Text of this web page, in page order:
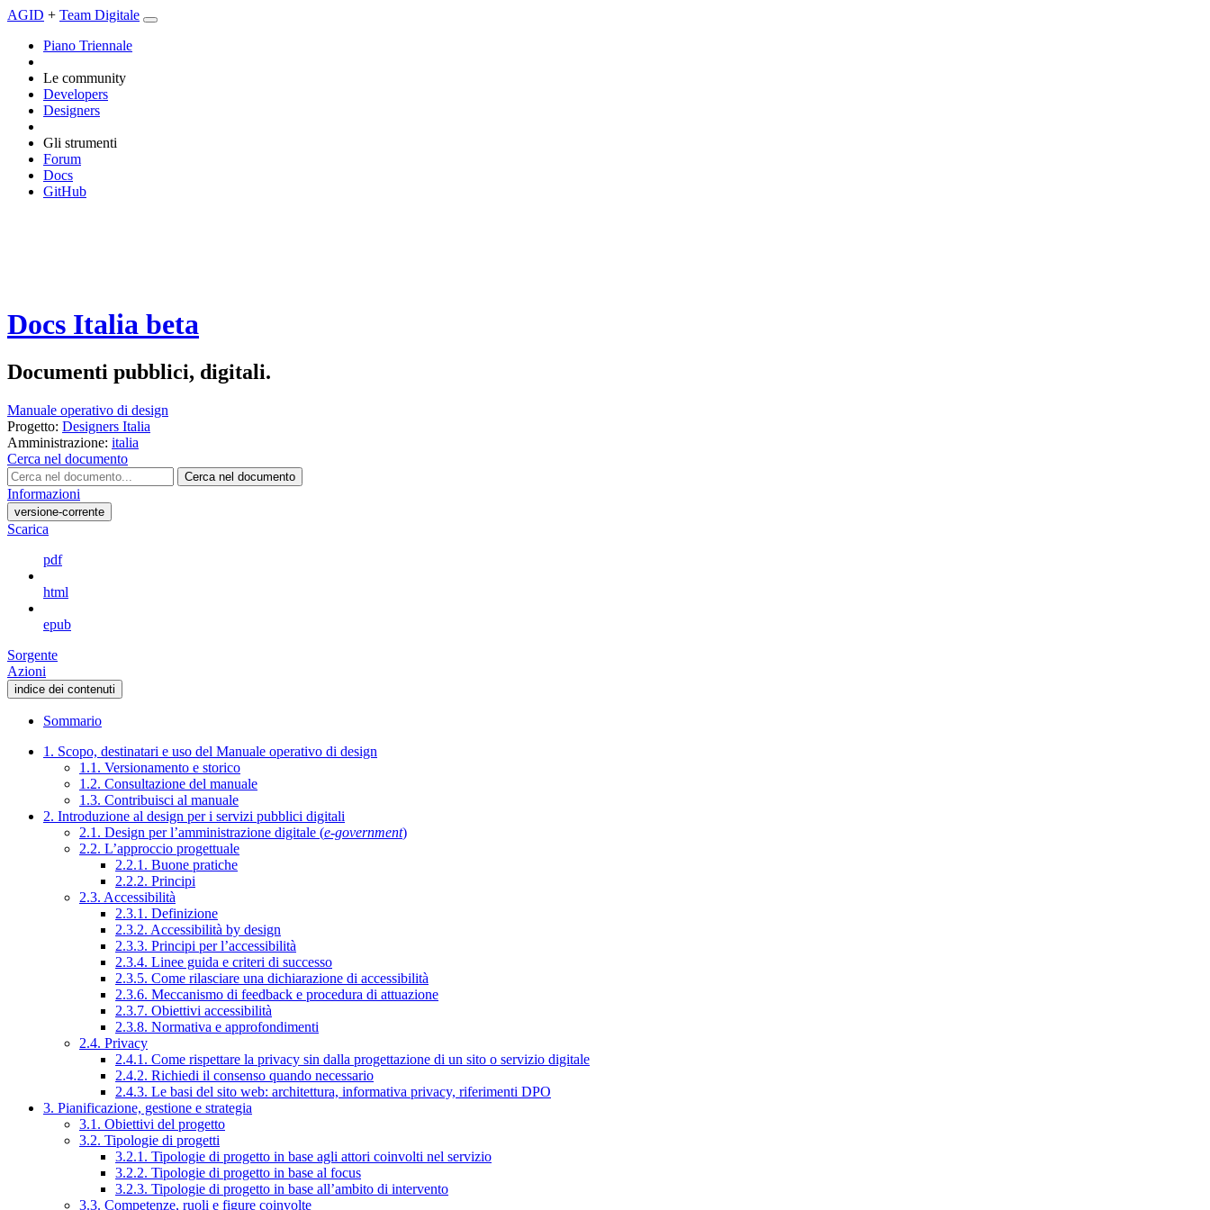
AGID + Team Digitale
Piano Triennale
Le community
Developers
Designers
Gli strumenti
Forum
Docs
GitHub
Docs Italia beta
Documenti pubblici, digitali.
Manuale operativo di design
Progetto: Designers Italia
Amministrazione: italia
Cerca nel documento
Cerca nel documento
Informazioni
versione-corrente
Scarica
pdf
html
epub
Sorgente
Azioni
indice dei contenuti
Sommario
1. Scopo, destinatari e uso del Manuale operativo di design
1.1. Versionamento e storico
1.2. Consultazione del manuale
1.3. Contribuisci al manuale
2. Introduzione al design per i servizi pubblici digitali
2.1. Design per l’amministrazione digitale (e-government)
2.2. L’approccio progettuale
2.2.1. Buone pratiche
2.2.2. Principi
2.3. Accessibilità
2.3.1. Definizione
2.3.2. Accessibilità by design
2.3.3. Principi per l’accessibilità
2.3.4. Linee guida e criteri di successo
2.3.5. Come rilasciare una dichiarazione di accessibilità
2.3.6. Meccanismo di feedback e procedura di attuazione
2.3.7. Obiettivi accessibilità
2.3.8. Normativa e approfondimenti
2.4. Privacy
2.4.1. Come rispettare la privacy sin dalla progettazione di un sito o servizio digitale
2.4.2. Richiedi il consenso quando necessario
2.4.3. Le basi del sito web: architettura, informativa privacy, riferimenti DPO
3. Pianificazione, gestione e strategia
3.1. Obiettivi del progetto
3.2. Tipologie di progetti
3.2.1. Tipologie di progetto in base agli attori coinvolti nel servizio
3.2.2. Tipologie di progetto in base al focus
3.2.3. Tipologie di progetto in base all’ambito di intervento
3.3. Competenze, ruoli e figure coinvolte